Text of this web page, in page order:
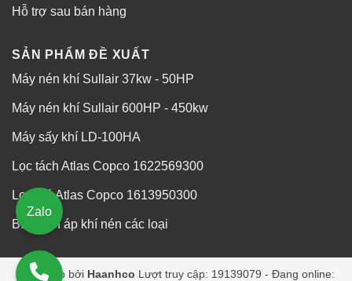
Hỗ trợ sau bán hàng
SẢN PHẨM ĐỀ XUẤT
Máy nén khí Sullair 37kw - 50HP
Máy nén khí Sullair 600HP - 450kw
Máy sấy khí LD-100HA
Lọc tách Atlas Copco 1622569300
Lọc gió Atlas Copco 1613950300
Bình tích áp khí nén các loại
Cung cấp bởi Haanhco Lượt truy cập: 19139079 - Đang online:
Zalo